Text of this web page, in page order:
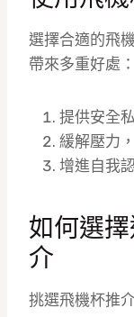
選擇合適的飛
帶來多重好處：
提供安全
緩解壓力
增進自我
如何選
介
挑選飛機杯推